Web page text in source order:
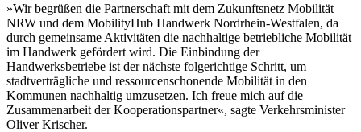
»Wir begrüßen die Partnerschaft mit dem Zukunftsnetz Mobilität
NRW und dem MobilityHub Handwerk Nordrhein-Westfalen, da
durch gemeinsame Aktivitäten die nachhaltige betriebliche Mobilität
im Handwerk gefördert wird. Die Einbindung der
Handwerksbetriebe ist der nächste folgerichtige Schritt, um
stadtverträgliche und ressourcenschonende Mobilität in den
Kommunen nachhaltig umzusetzen. Ich freue mich auf die
Zusammenarbeit der Kooperationspartner«, sagte Verkehrsminister
Oliver Krischer.